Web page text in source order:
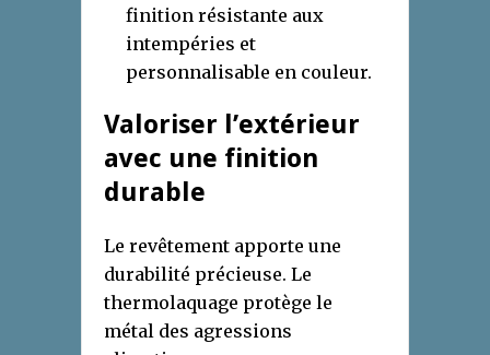
finition résistante aux
intempéries et
personnalisable en couleur.
Valoriser l’extérieur
avec une finition
durable
Le revêtement apporte une
durabilité précieuse. Le
thermolaquage protège le
métal des agressions